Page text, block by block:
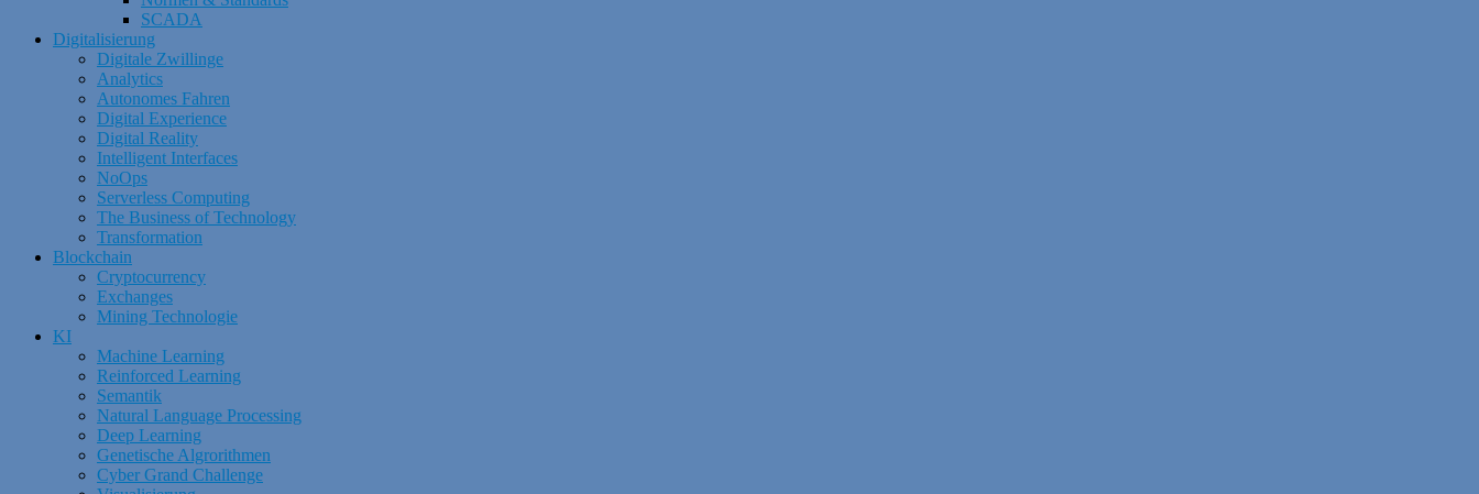
SCADA
Digitalisierung
Digitale Zwillinge
Analytics
Autonomes Fahren
Digital Experience
Digital Reality
Intelligent Interfaces
NoOps
Serverless Computing
The Business of Technology
Transformation
Blockchain
Cryptocurrency
Exchanges
Mining Technologie
KI
Machine Learning
Reinforced Learning
Semantik
Natural Language Processing
Deep Learning
Genetische Algrorithmen
Cyber Grand Challenge